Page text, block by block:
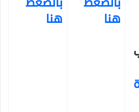
هنا هنا